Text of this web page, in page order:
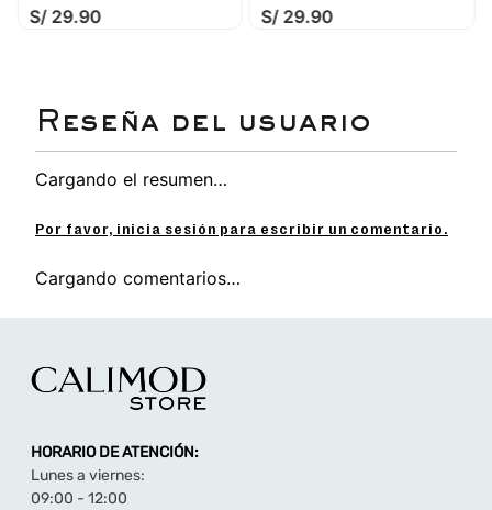
combinar con cualquier outfit
Planta ligera de EVA antideslizante.
tencologia memory foam.
S/ 29.90 S/ 29.90
Cargando el resumen…
Por favor, inicia sesión para escribir un comentario.
Cargando comentarios…
HORARIO DE ATENCIÓN:
Lunes a viernes:
09:00 - 12:00